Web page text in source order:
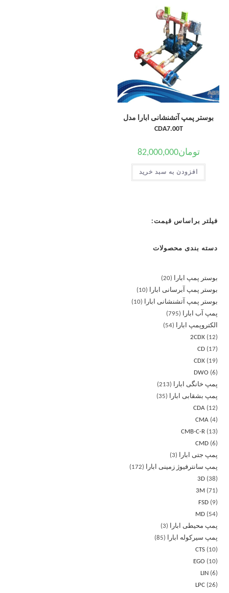
بوستر پمپ آتشنشانی ابارا مدل
CDA7.00T
تومان82,000,000
افزودن به سبد خرید
فیلتر براساس قیمت:
دسته بندی محصولات
بوستر پمپ ابارا
20
بوستر پمپ آبرسانی ابارا
10
بوستر پمپ آتشنشانی ابارا
10
پمپ آب ابارا
795
الکتروپمپ ابارا
54
2CDX
12
CD
17
CDX
19
DWO
6
پمپ خانگی ابارا
213
پمپ بشقابی ابارا
35
CDA
12
CMA 4
CMB-C-R
13
CMD 6
پمپ جتی ابارا
3
پمپ سانترفیوژ زمینی ابارا
172
3D 38
3M
71
FSD
9
MD
54
پمپ محیطی ابارا
3
پمپ سیرکوله ابارا
85
CTS
10
EGO
10
LIN
6
LPC 26